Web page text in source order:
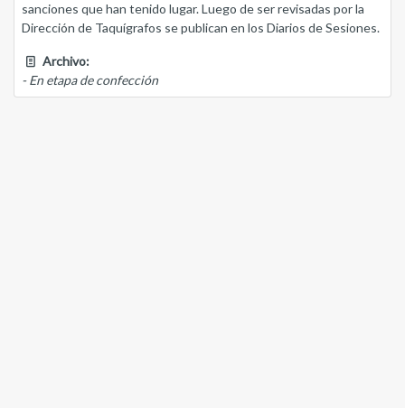
sanciones que han tenido lugar. Luego de ser revisadas por la
Dirección de Taquígrafos se publican en los Diarios de Sesiones.
Archivo:
- En etapa de confección